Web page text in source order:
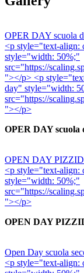
OPER DAY scuola
<p style="text-align:
style="width: 50%;"
src="https://
"></p> <p
day" style="width:
src="https://
"></p>
OPER DAY
OPEN DAY
<p style="text-align:
style="width: 50%;"
src="https://
"></p>
OPEN DAY
Open Day scuola
<p style="text-align: